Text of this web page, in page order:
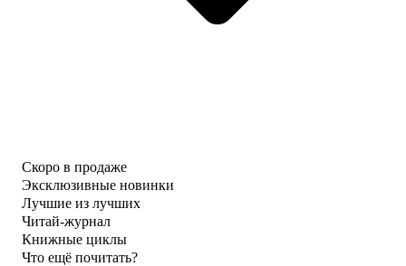
Скоро в продаже
Эксклюзивные новинки
Лучшие из лучших
Читай-журнал
Книжные циклы
Что ещё почитать?